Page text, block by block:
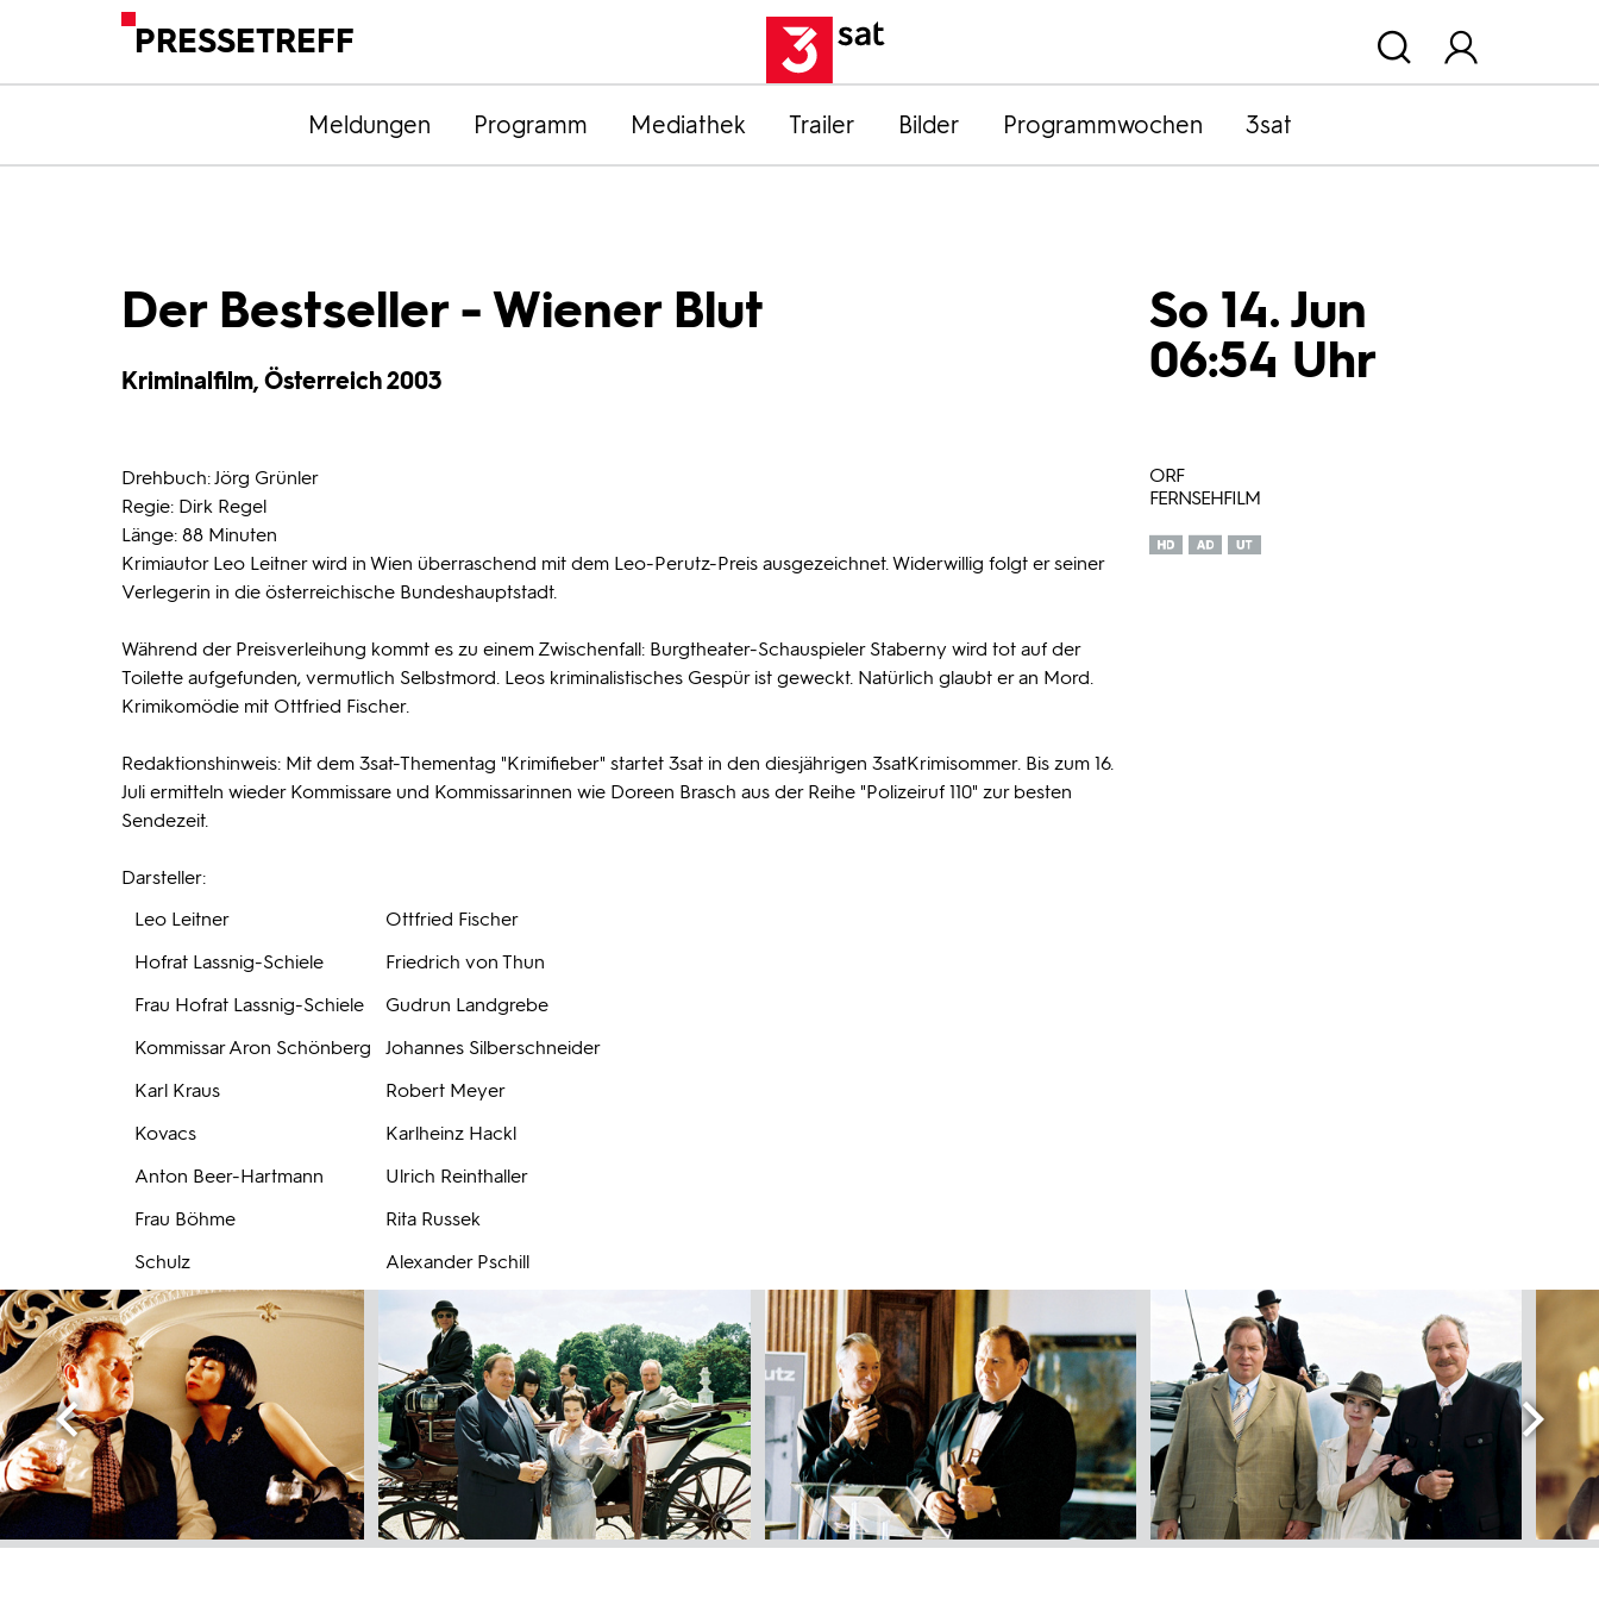
PRESSETREFF
Meldungen Programm Mediathek Trailer Bilder Programmwochen 3sat
Der Bestseller - Wiener Blut
Kriminalfilm, Österreich 2003
So 14. Jun
06:54 Uhr
Drehbuch: Jörg Grünler
Regie: Dirk Regel
Länge: 88 Minuten
Krimiautor Leo Leitner wird in Wien überraschend mit dem Leo-Perutz-Preis ausgezeichnet. Widerwillig folgt er seiner
Verlegerin in die österreichische Bundeshauptstadt.
Während der Preisverleihung kommt es zu einem Zwischenfall: Burgtheater-Schauspieler Staberny wird tot auf der
Toilette aufgefunden, vermutlich Selbstmord. Leos kriminalistisches Gespür ist geweckt. Natürlich glaubt er an Mord.
Krimikomödie mit Ottfried Fischer.
Redaktionshinweis: Mit dem 3sat-Thementag "Krimifieber" startet 3sat in den diesjährigen 3satKrimisommer. Bis zum 16.
Juli ermitteln wieder Kommissare und Kommissarinnen wie Doreen Brasch aus der Reihe "Polizeiruf 110" zur besten
Sendezeit.
Darsteller:
Leo Leitner
Ottfried Fischer
Hofrat Lassnig-Schiele
Friedrich von Thun
Frau Hofrat Lassnig-Schiele
Gudrun Landgrebe
Kommissar Aron Schönberg
Johannes Silberschneider
Karl Kraus
Robert Meyer
Kovacs
Karlheinz Hackl
Anton Beer-Hartmann
Ulrich Reinthaller
Frau Böhme
Rita Russek
Schulz
Alexander Pschill
ORF
FERNSEHFILM